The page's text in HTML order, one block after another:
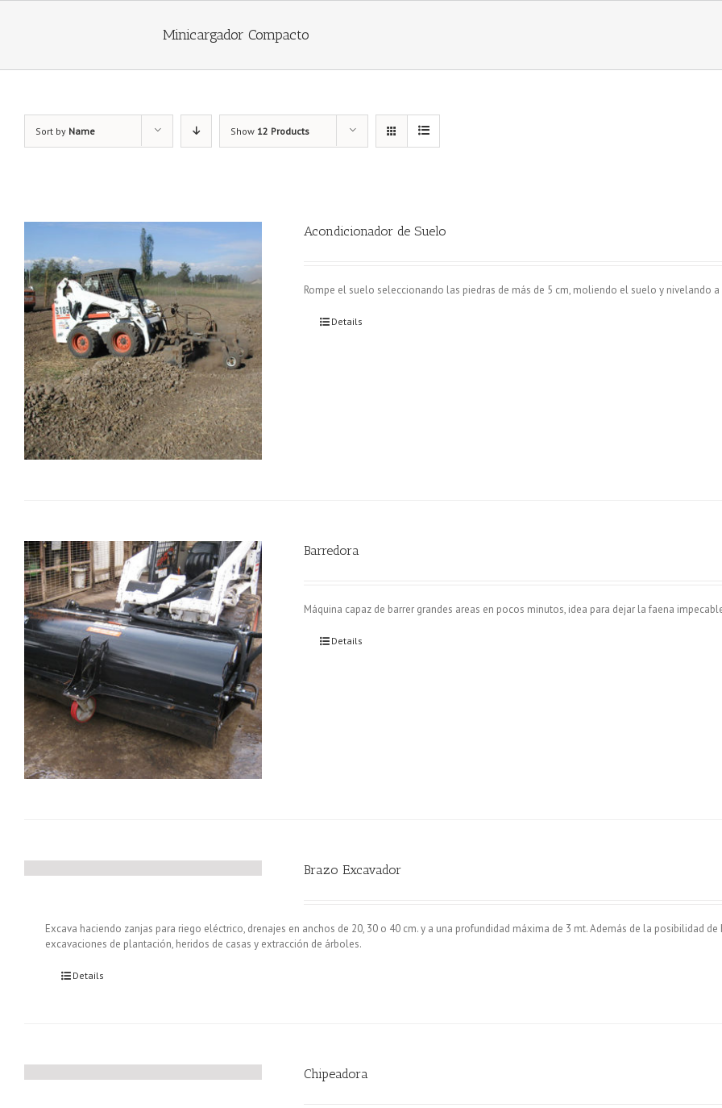
Minicargador Compacto
Sort by Name Show 12 Products
Acondicionador de Suelo
Rompe el suelo seleccionando las piedras de más de 5 cm, moliendo el suelo y nivelando
Details
Barredora
Máquina capaz de barrer grandes areas en pocos minutos, idea para dejar la faena
Details
Brazo Excavador
Excava haciendo zanjas para riego eléctrico, drenajes en anchos de 20, 30 o 40 cm. y a una profundidad máxima de 3 mt. Además de la posibilidad de
excavaciones de plantación, heridos de casas y extracción de árboles.
Details
Chipeadora